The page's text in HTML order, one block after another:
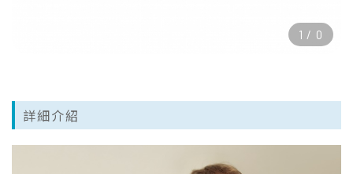
1 / 0
詳細介紹